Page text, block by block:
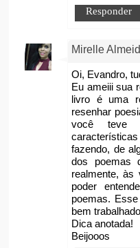
Responder
Mirelle
Oi, Evandro,
Eu ameiii sua
livro é uma
resenhar
você teve
fazendo, de
dos poemas
realmente,
poder
poemas.
bem
Dica anotada!
Beijooos